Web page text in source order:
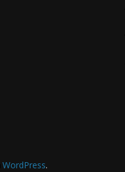
WordPress.